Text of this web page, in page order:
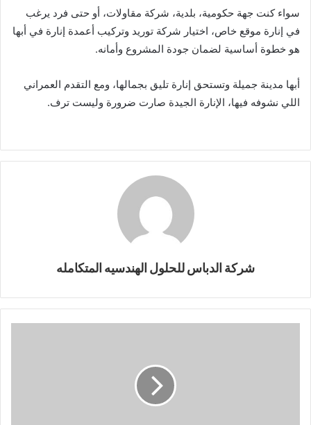
سواء كنت جهة حكومية، بلدية، شركة مقاولات، أو حتى فرد يرغب
في إنارة موقع خاص، اختيار شركة توريد وتركيب أعمدة إنارة في أبها
هو خطوة أساسية لضمان جودة المشروع وأمانه.
أبها مدينة جميلة وتستحق إنارة تليق بجمالها، ومع التقدم العمراني
اللي نشوفه فيها، الإنارة الجيدة صارت ضرورة وليست ترف.
شركة الدباس للحلول الهندسيه المتكامله